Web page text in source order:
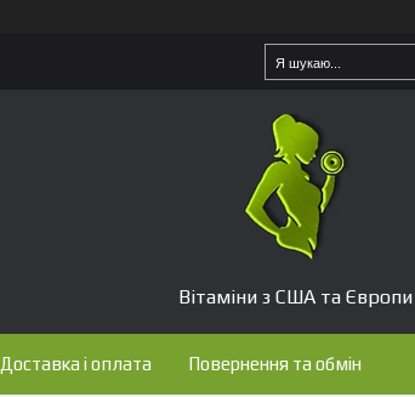
Вітаміни з США та Європи
Доставка і оплата Повернення та обмін